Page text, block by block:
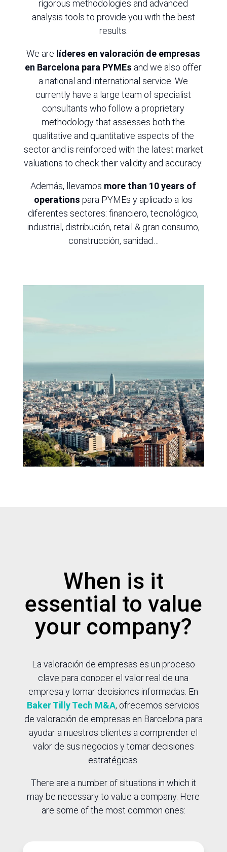
rigorous methodologies and advanced
analysis tools to provide you with the best
results.
We are líderes en valoración de empresas
en Barcelona para PYMEs and we also offer
a national and international service. We
currently have a large team of specialist
consultants who follow a proprietary
methodology that assesses both the
qualitative and quantitative aspects of the
sector and is reinforced with the latest market
valuations to check their validity and accuracy.
Además, llevamos more than 10 years of
operations para PYMEs y aplicado a los
diferentes sectores: financiero, tecnológico,
industrial, distribución, retail & gran consumo,
construcción, sanidad…
When is it
essential to value
your company?
La valoración de empresas es un proceso
clave para conocer el valor real de una
empresa y tomar decisiones informadas. En
Baker Tilly Tech M&A, ofrecemos servicios
de valoración de empresas en Barcelona para
ayudar a nuestros clientes a comprender el
valor de sus negocios y tomar decisiones
estratégicas.
There are a number of situations in which it
may be necessary to value a company. Here
are some of the most common ones: